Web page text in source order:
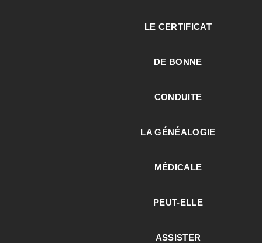
LE CERTIFICAT
DE BONNE
CONDUITE
LA GÉNÉALOGIE
MÉDICALE
PEUT-ELLE
ASSISTER